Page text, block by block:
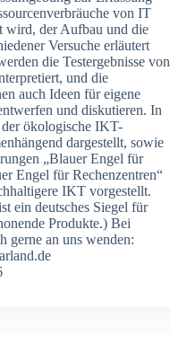
von IT
wird, der Aufbau und die
Versuche erläutert
die Testergebnisse von
und die
auch Ideen für eigene
und diskutieren. In
ökologische IKT-
dargestellt, sowie
„Blauer Engel für
Engel für Rechenzentren“
IKT vorgestellt.
ein deutsches Siegel für
Produkte.) Bei
gerne an uns wenden: